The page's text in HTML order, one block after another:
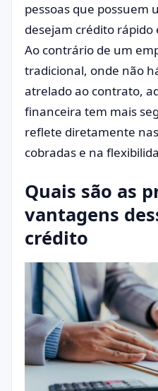
pessoas que possuem
desejam crédito rápido
Ao contrário de um
tradicional, onde não
atrelado ao contrato,
financeira tem mais
reflete diretamente
cobradas e na
Quais são as
vantagens
crédito